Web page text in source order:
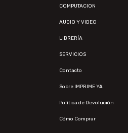
COMPUTACION
AUDIO Y VIDEO
LIBRERÍA
SERVICIOS
Contacto
Sobre IMPRIME YA
Política de Devolución
Cómo Comprar